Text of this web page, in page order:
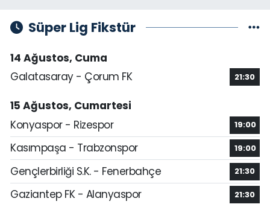
Süper Lig Fikstür
14 Ağustos, Cuma
Galatasaray - Çorum FK
21:30
15 Ağustos, Cumartesi
Konyaspor - Rizespor
19:00
Kasımpaşa - Trabzonspor 19:00
Gençlerbirliği S.K. - Fenerbahçe 21:30
Gaziantep FK - Alanyaspor 21:30